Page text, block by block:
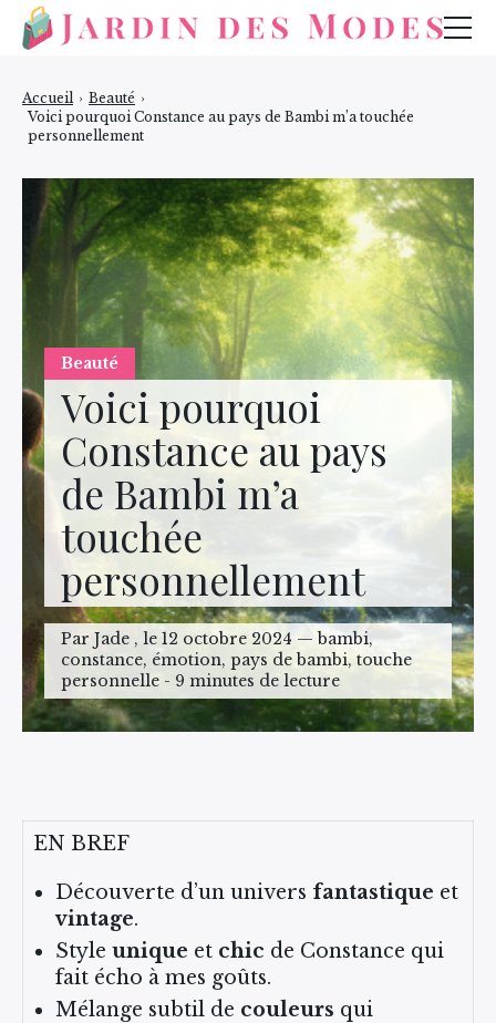
Beauté
Voici pourquoi
Constance au pays
de Bambi m’a
touchée
personnellement
Par Jade , le 12 octobre 2024 — bambi,
constance, émotion, pays de bambi, touche
personnelle - 9 minutes de lecture
Accueil › Beauté ›
Voici pourquoi Constance au pays de Bambi m’a touchée
personnellement
EN BREF
Découverte d’un univers fantastique et
vintage.
Style unique et chic de Constance qui
fait écho à mes goûts.
Mélange subtil de couleurs qui
Bijoux
Beauté